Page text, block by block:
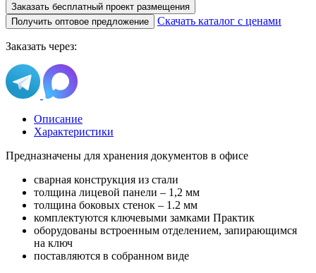
Заказать бесплатный проект размещения
Получить оптовое предложение
Скачать каталог с ценами
Заказать через:
Описание
Характеристики
Предназначены для хранения документов в офисе
сварная конструкция из стали
толщина лицевой панели – 1,2 мм
толщина боковых стенок – 1.2 мм
комплектуются ключевыми замками Практик
оборудованы встроенным отделением, запирающимся
на ключ
поставляются в собранном виде